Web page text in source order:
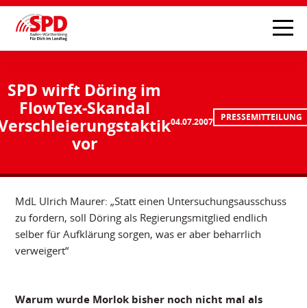
SPD wirft Döring im
FlowTex-Skandal
vor
04.07.2007 PRESSEMITTEILUNG
MdL Ulrich Maurer: „Statt einen Untersuchungsausschuss
zu fordern, soll Döring als Regierungsmitglied endlich
selber für Aufklärung sorgen, was er aber beharrlich
verweigert“
Warum wurde Morlok bisher noch nicht mal als